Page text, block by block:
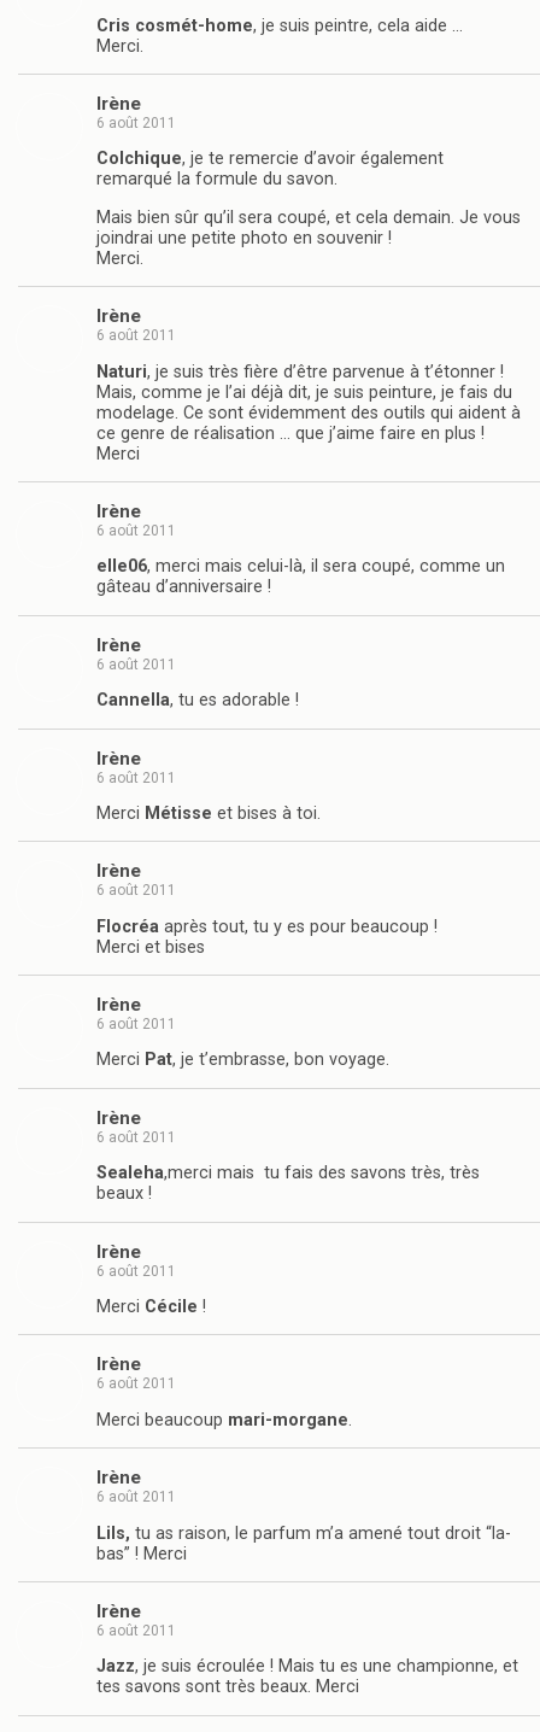
Cris cosmét-home, je suis peintre, cela aide …
Merci.
Irène
6 août 2011
Colchique, je te remercie d’avoir également
remarqué la formule du savon.
Mais bien sûr qu’il sera coupé, et cela demain. Je vous
joindrai une petite photo en souvenir !
Merci.
Irène
6 août 2011
Naturi, je suis très fière d’être parvenue à t’étonner !
Mais, comme je l’ai déjà dit, je suis peinture, je fais du
modelage. Ce sont évidemment des outils qui aident à
ce genre de réalisation … que j’aime faire en plus !
Merci
Irène
6 août 2011
elle06, merci mais celui-là, il sera coupé, comme un
gâteau d’anniversaire !
Irène
6 août 2011
Cannella, tu es adorable !
Irène
6 août 2011
Merci Métisse et bises à toi.
Irène
6 août 2011
Flocréa après tout, tu y es pour beaucoup !
Merci et bises
Irène
6 août 2011
Merci Pat, je t’embrasse, bon voyage.
Irène
6 août 2011
Sealeha,merci mais tu fais des savons très, très
beaux !
Irène
6 août 2011
Merci Cécile !
Irène
6 août 2011
Merci beaucoup mari-morgane.
Irène
6 août 2011
Lils, tu as raison, le parfum m’a amené tout droit “la-
bas” ! Merci
Irène
6 août 2011
Jazz, je suis écroulée ! Mais tu es une championne, et
tes savons sont très beaux. Merci